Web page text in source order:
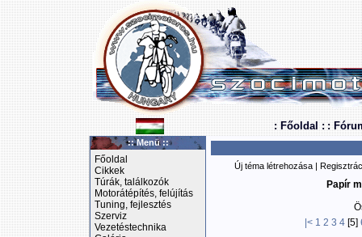
: Főoldal : :
:: Menü ::
Főoldal
Cikkek
Túrák, találkozók
Motorátépítés, felújítás
Tuning, fejlesztés
Szerviz
Vezetéstechnika
Új téma létrehozása |
Papír
|< 1 2 3 4[5]